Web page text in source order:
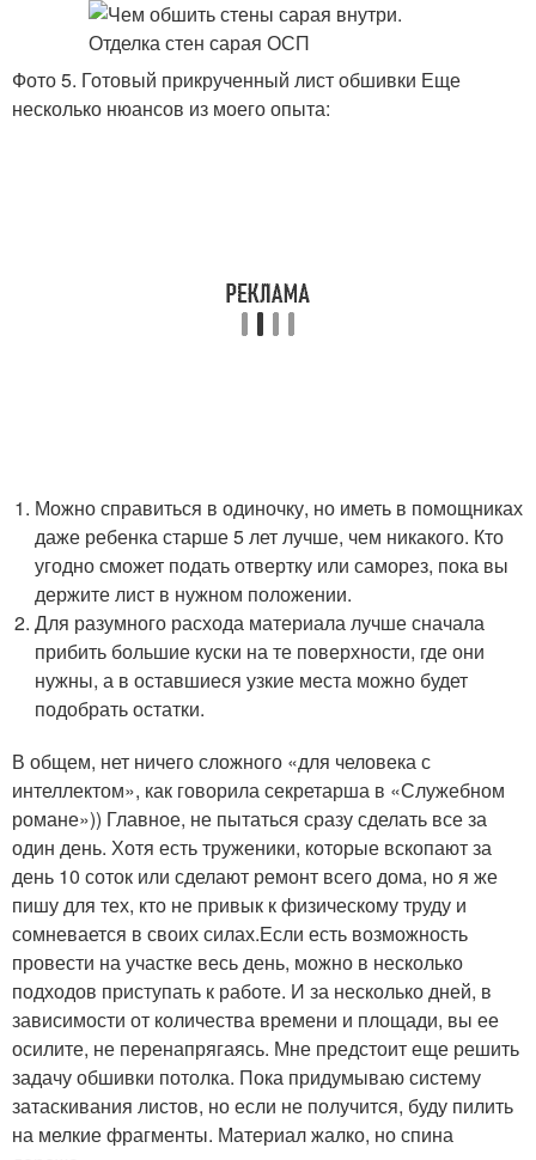
Фото 5. Готовый прикрученный лист обшивки Еще
несколько нюансов из моего опыта:
Можно справиться в одиночку, но иметь в помощниках
даже ребенка старше 5 лет лучше, чем никакого. Кто
угодно сможет подать отвертку или саморез, пока вы
держите лист в нужном положении.
Для разумного расхода материала лучше сначала
прибить большие куски на те поверхности, где они
нужны, а в оставшиеся узкие места можно будет
подобрать остатки.
В общем, нет ничего сложного «для человека с
интеллектом», как говорила секретарша в «Служебном
романе»)) Главное, не пытаться сразу сделать все за
один день. Хотя есть труженики, которые вскопают за
день 10 соток или сделают ремонт всего дома, но я же
пишу для тех, кто не привык к физическому труду и
сомневается в своих силах.Если есть возможность
провести на участке весь день, можно в несколько
подходов приступать к работе. И за несколько дней, в
зависимости от количества времени и площади, вы ее
осилите, не перенапрягаясь. Мне предстоит еще решить
задачу обшивки потолка. Пока придумываю систему
затаскивания листов, но если не получится, буду пилить
на мелкие фрагменты. Материал жалко, но спина